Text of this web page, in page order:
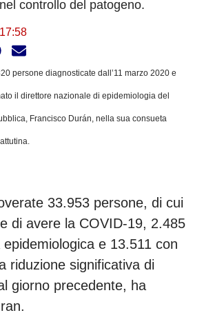
controllo del patogeno.
17:58
persone diagnosticate dall’11 marzo 2020 e
il direttore nazionale di epidemiologia del
Francisco Durán, nella sua consueta
33.953 persone, di cui
di avere la COVID-19, 2.485
e 13.511 con
riduzione significativa di
giorno precedente, ha